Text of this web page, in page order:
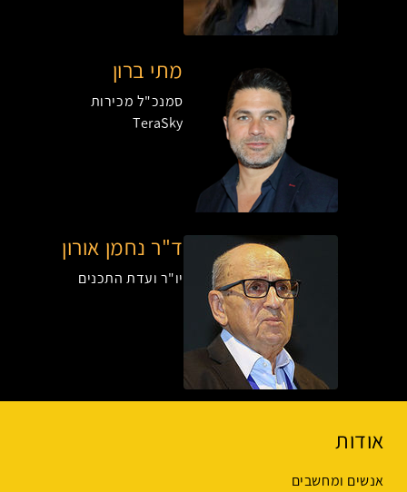
מתי ברון
סמנכ"ל מכירות
TeraSky
ד"ר נחמן אורון
יו"ר ועדת התכנים
אודות
אנשים ומחשבים